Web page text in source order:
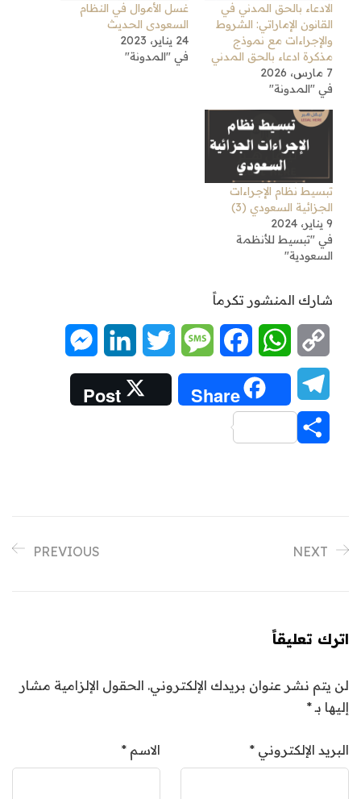
الادعاء بالحق المدني في
القانون الإماراتي: الشروط
والإجراءات مع نموذج
مذكرة ادعاء بالحق المدني
7 مارس، 2026
في "المدونة"
غسل الأموال في النظام
السعودى الحديث
24 يناير، 2023
في "المدونة"
تبسيط نظام الإجراءات
الجزائية السعودي (3)
9 يناير، 2024
في "تبسيط للأنظمة
السعودية"
شارك المنشور تكرماً
Copy
Link
WhatsApp
Facebook
Message
Twitter
LinkedIn
Telegram
Share
Post
PREVIOUS NEXT
اترك تعليقاً
لن يتم نشر عنوان بريدك الإلكتروني. الحقول الإلزامية مشار
إليها بـ*
الاسم * البريد الإلكتروني *